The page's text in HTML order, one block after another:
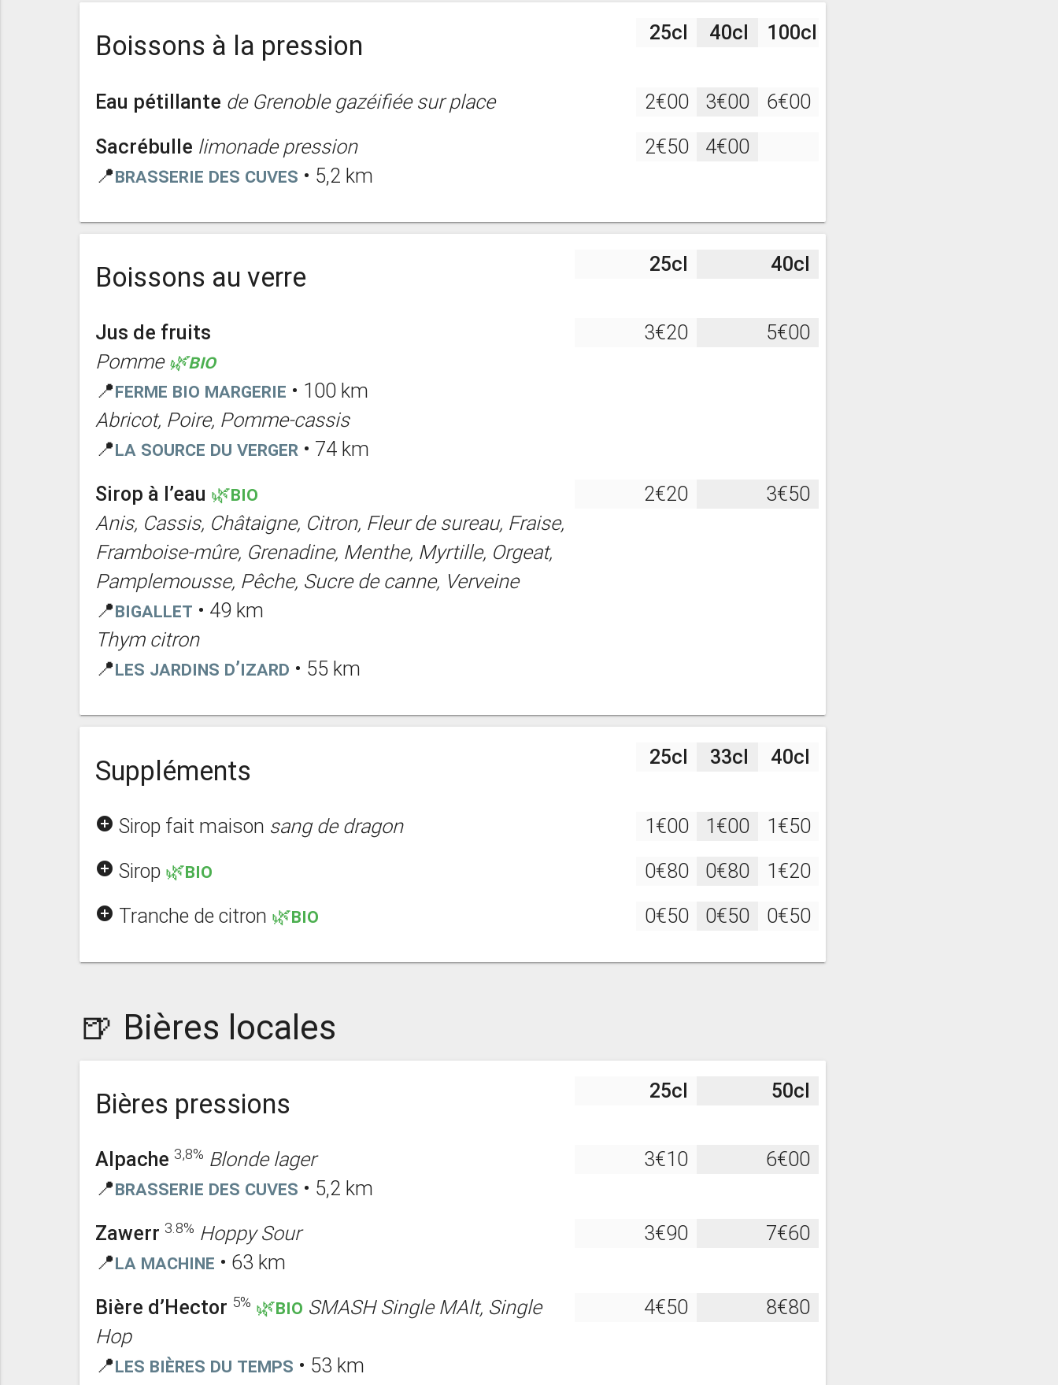
Boissons à la pression 25cl 40cl 100cl
Eau pétillante de Grenoble gazéifiée sur place 2€00 3€00
6€00
Sacrébulle limonade pression
📍Brasserie des Cuves • 5,2 km
2€50 4€00
Boissons au verre 25cl 40cl
Jus de fruits
Pomme🌿BIO
📍Ferme Bio Margerie • 100 km
Abricot, Poire, Pomme-cassis
📍La Source du Verger• 74 km
3€20 5€00
Sirop à l’eau 🌿BIO
Anis, Cassis, Châtaigne, Citron, Fleur de sureau, Fraise,
Framboise-mûre, Grenadine, Menthe, Myrtille, Orgeat,
Pamplemousse, Pêche, Sucre de canne, Verveine
📍Bigallet • 49 km
Thym citron
📍Les Jardins d’Izard • 55 km
2€20 3€50
Suppléments 25cl 33cl 40cl
add_circle Sirop fait maison sang de dragon 1€00 1€00 1€50
add_circle Sirop 🌿BIO 0€80 0€80 1€20
add_circle Tranche de citron 🌿BIO 0€50 0€50 0€50
🍺 Bières locales
Bières pressions 25cl 50cl
Alpache 3,8% Blonde lager
📍Brasserie des Cuves • 5,2 km
3€10 6€00
Zawerr 3.8% Hoppy Sour
📍La Machine • 63 km
3€90 7€60
Bière d’Hector 5% 🌿BIO SMASH Single MAlt, Single
Hop
📍Les bières du temps • 53 km
4€50 8€80